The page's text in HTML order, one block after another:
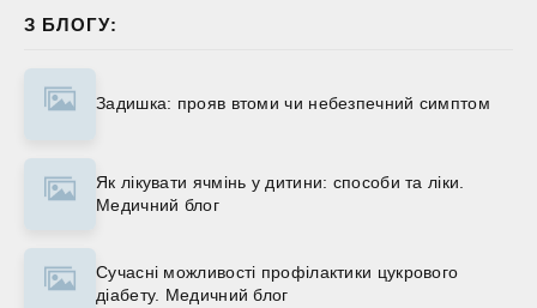
З БЛОГУ:
Задишка: прояв втоми чи небезпечний симптом
Як лікувати ячмінь у дитини: способи та ліки.
Медичний блог
Сучасні можливості профілактики цукрового
діабету. Медичний блог